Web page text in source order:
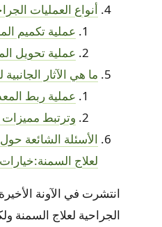
أنواع العمليات
عملية تكميم
عملية تحويل
ما هي الآثار
عملية ربط
وترتبط مميزات
الأسئلة الشائعة
لعلاج السمنة:خيارات
انتشرت في الآونة
الجراحية لعلاج السمنة